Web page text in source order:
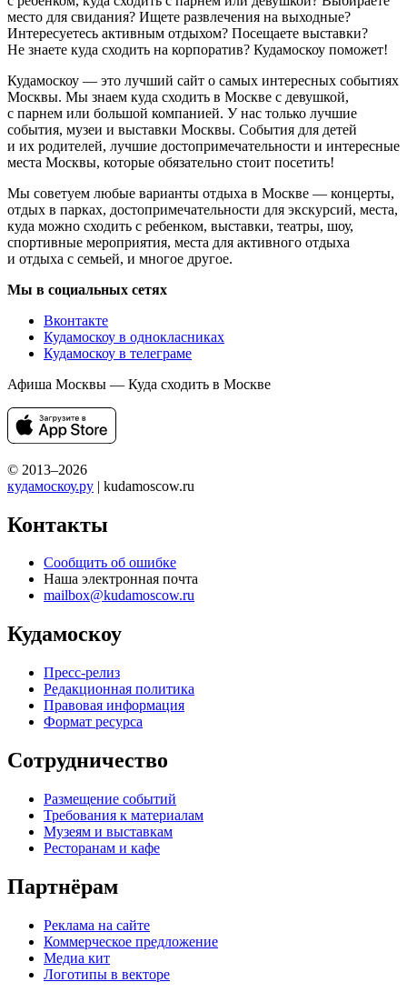
место для свидания? Ищете развлечения на выходные?
Интересуетесь активным отдыхом? Посещаете выставки?
Не знаете куда сходить на корпоратив? Кудамоскоу поможет!
Кудамоскоу — это лучший сайт о самых интересных событиях
Москвы. Мы знаем куда сходить в Москве с девушкой,
с парнем или большой компанией. У нас только лучшие
события, музеи и выставки Москвы. События для детей
и их родителей, лучшие достопримечательности и интересные
места Москвы, которые обязательно стоит посетить!
Мы советуем любые варианты отдыха в Москве — концерты,
отдых в парках, достопримечательности для экскурсий, места,
куда можно сходить с ребенком, выставки, театры, шоу,
спортивные мероприятия, места для активного отдыха
и отдыха с семьей, и многое другое.
Мы в социальных сетях
Вконтакте
Кудамоскоу в однокласниках
Кудамоскоу в телеграме
Афиша Москвы — Куда сходить в Москве
© 2013–2026
кудамоскоу.ру | kudamoscow.ru
Контакты
Сообщить об ошибке
Наша электронная почта
mailbox@kudamoscow.ru
Кудамоскоу
Пресс-релиз
Редакционная политика
Правовая информация
Формат ресурса
Сотрудничество
Размещение событий
Требования к материалам
Музеям и выставкам
Ресторанам и кафе
Партнёрам
Реклама на сайте
Коммерческое предложение
Медиа кит
Логотипы в векторе